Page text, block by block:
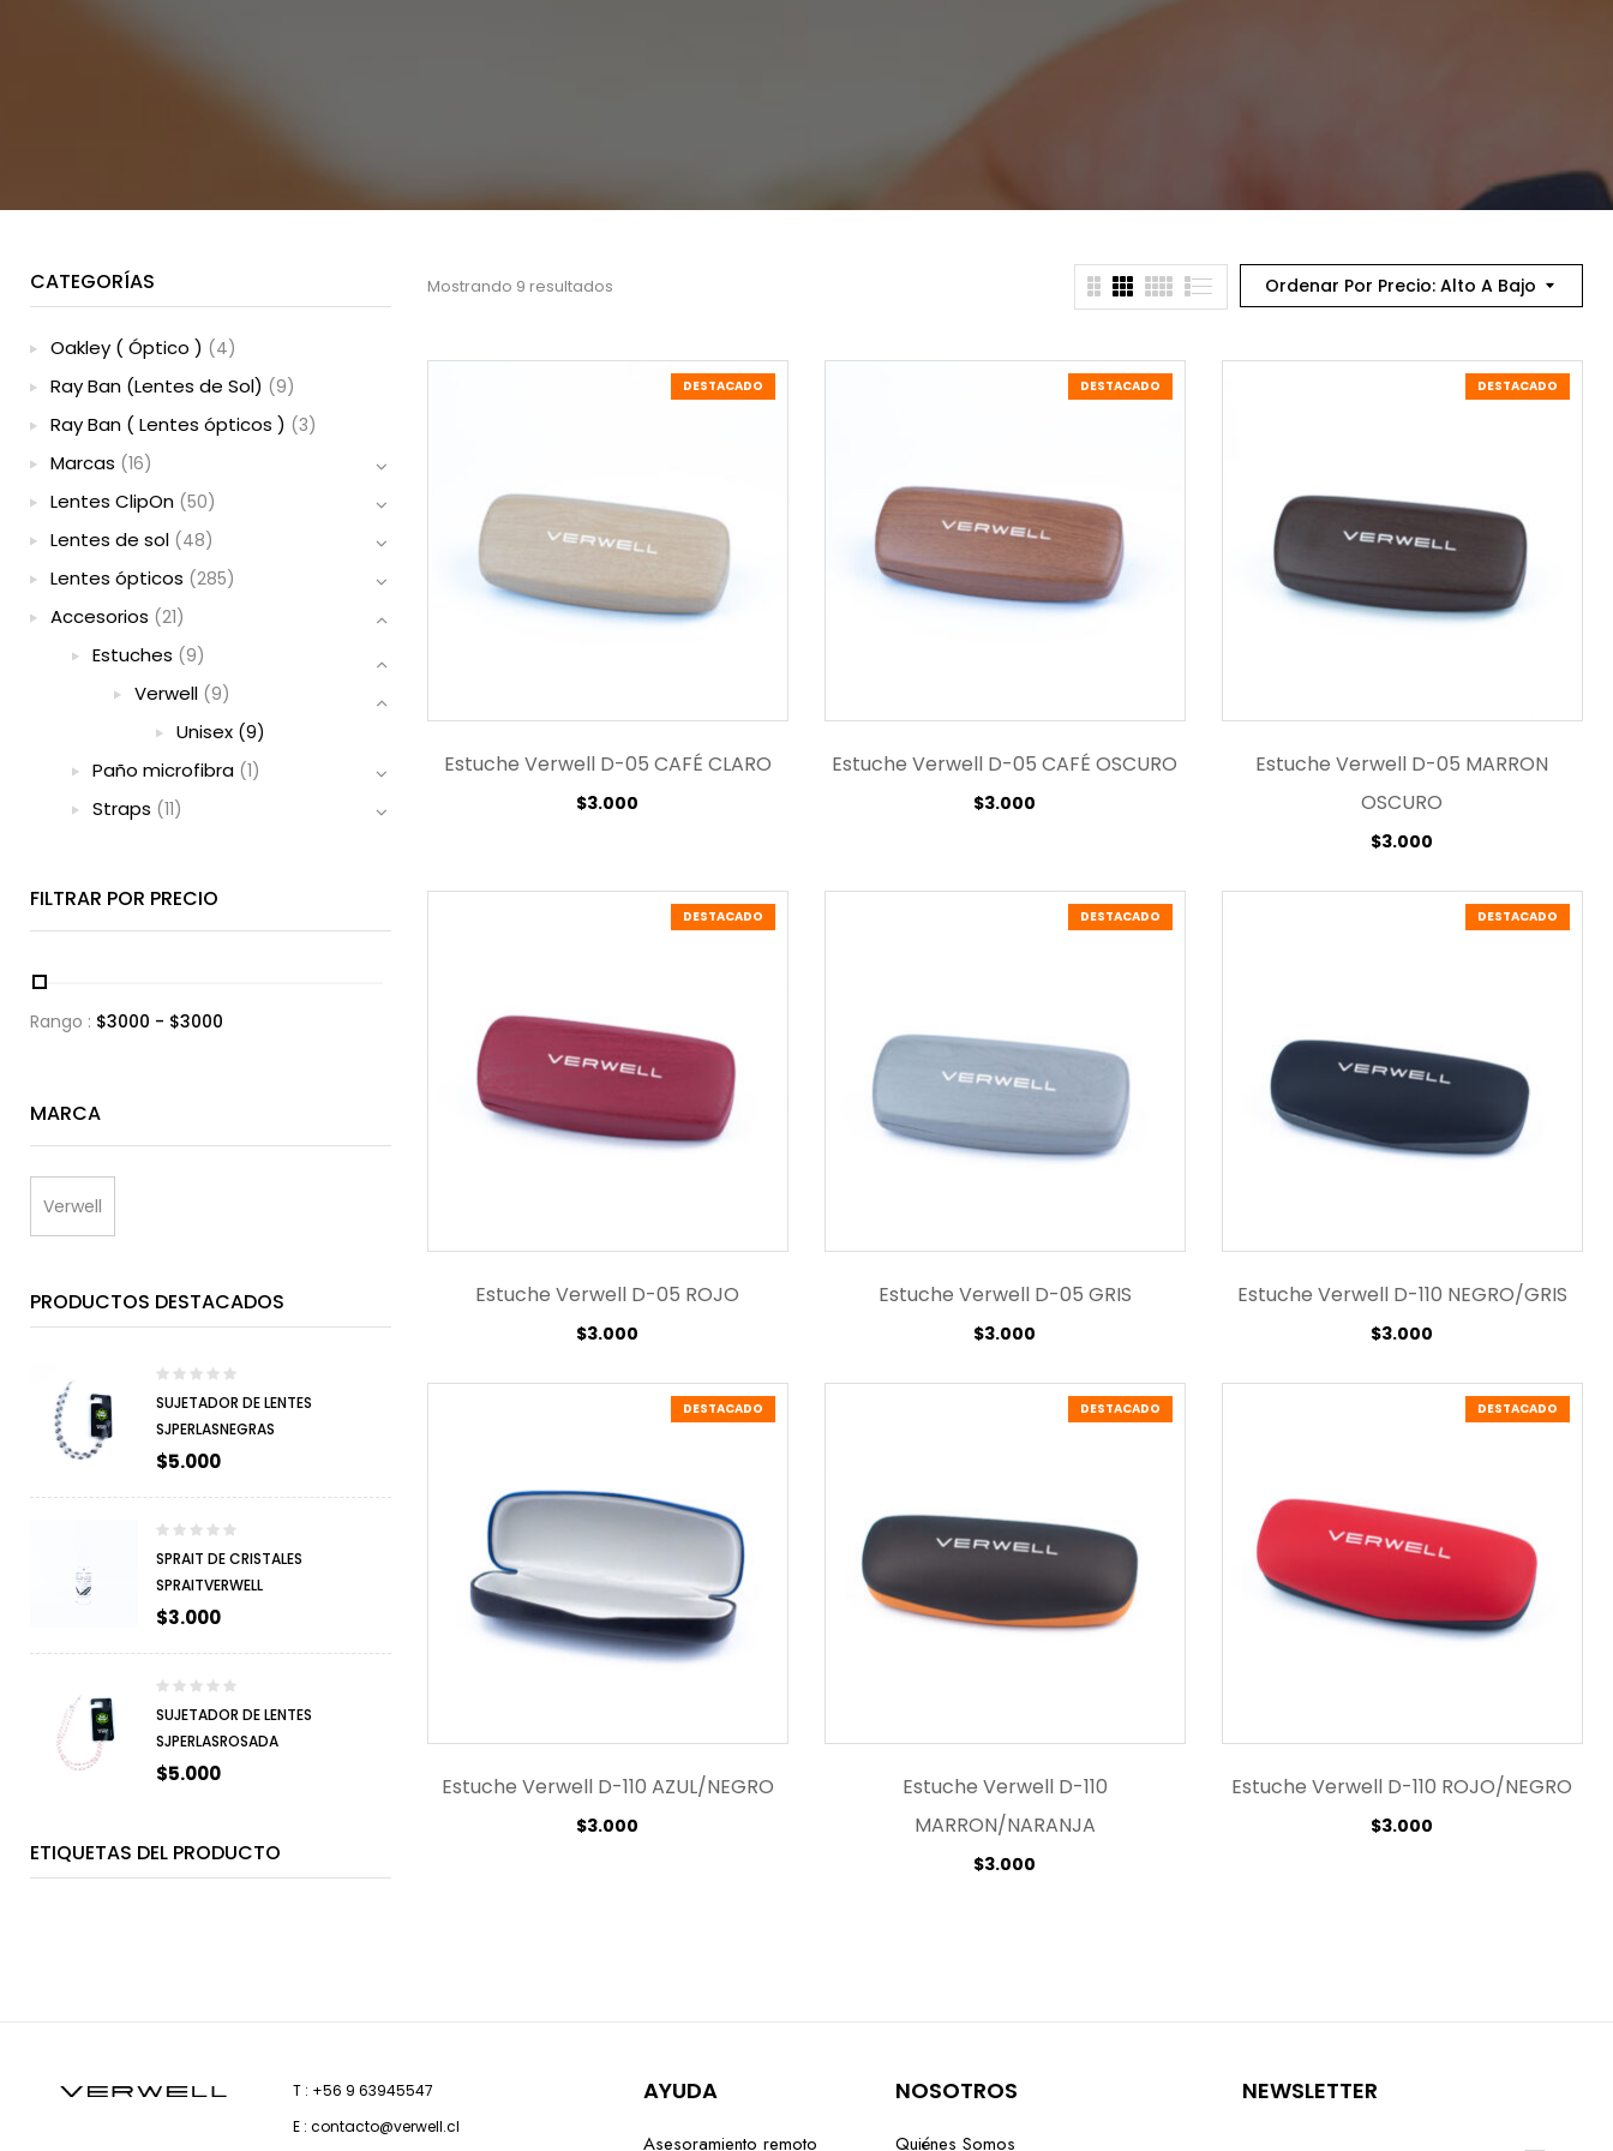
CATEGORÍAS
Oakley ( Óptico ) (4)
Ray Ban (Lentes de Sol) (9)
Ray Ban ( Lentes ópticos ) (3)
Marcas (16)
Lentes ClipOn (50)
Lentes de sol (48)
Lentes ópticos (285)
Accesorios (21)
Estuches (9)
Verwell (9)
Unisex (9)
Paño microfibra (1)
Straps (11)
FILTRAR POR PRECIO
Rango : $3000 - $3000
MARCA
Verwell
PRODUCTOS DESTACADOS
SUJETADOR DE LENTES
SJPERLASNEGRAS
$5.000
SPRAIT DE CRISTALES
SPRAITVERWELL
$3.000
SUJETADOR DE LENTES
SJPERLASROSADA
$5.000
ETIQUETAS DEL PRODUCTO
Ordenar Por Precio: Alto A Bajo
Mostrando 9 resultados
DESTACADO
Estuche Verwell D-05 CAFÉ CLARO
$3.000
DESTACADO
Estuche Verwell D-05 CAFÉ OSCURO
$3.000
DESTACADO
Estuche Verwell D-05 MARRON
OSCURO
$3.000
DESTACADO
Estuche Verwell D-05 ROJO
$3.000
DESTACADO
Estuche Verwell D-05 GRIS
$3.000
DESTACADO
Estuche Verwell D-110 NEGRO/GRIS
$3.000
DESTACADO
Estuche Verwell D-110 AZUL/NEGRO
$3.000
DESTACADO
Estuche Verwell D-110
MARRON/NARANJA
$3.000
DESTACADO
Estuche Verwell D-110 ROJO/NEGRO
$3.000
T : +56 9 63945547
E : contacto@verwell.cl
AYUDA
Asesoramiento remoto
NOSOTROS
Quiénes Somos
NEWSLETTER